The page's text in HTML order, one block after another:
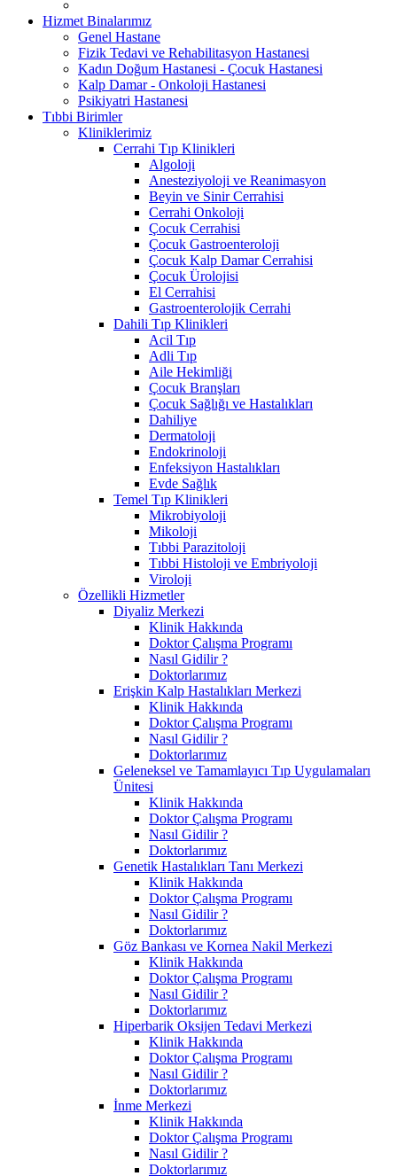
Hizmet Binalarımız
Genel Hastane
Fizik Tedavi ve Rehabilitasyon Hastanesi
Kadın Doğum Hastanesi - Çocuk Hastanesi
Kalp Damar - Onkoloji Hastanesi
Psikiyatri Hastanesi
Tıbbi Birimler
Kliniklerimiz
Cerrahi Tıp Klinikleri
Algoloji
Anesteziyoloji ve Reanimasyon
Beyin ve Sinir Cerrahisi
Cerrahi Onkoloji
Çocuk Cerrahisi
Çocuk Gastroenteroloji
Çocuk Kalp Damar Cerrahisi
Çocuk Ürolojisi
El Cerrahisi
Gastroenterolojik Cerrahi
Dahili Tıp Klinikleri
Acil Tıp
Adli Tıp
Aile Hekimliği
Çocuk Branşları
Çocuk Sağlığı ve Hastalıkları
Dahiliye
Dermatoloji
Endokrinoloji
Enfeksiyon Hastalıkları
Evde Sağlık
Temel Tıp Klinikleri
Mikrobiyoloji
Mikoloji
Tıbbi Parazitoloji
Tıbbi Histoloji ve Embriyoloji
Viroloji
Özellikli Hizmetler
Diyaliz Merkezi
Klinik Hakkında
Doktor Çalışma Programı
Nasıl Gidilir ?
Doktorlarımız
Erişkin Kalp Hastalıkları Merkezi
Klinik Hakkında
Doktor Çalışma Programı
Nasıl Gidilir ?
Doktorlarımız
Geleneksel ve Tamamlayıcı Tıp Uygulamaları
Ünitesi
Klinik Hakkında
Doktor Çalışma Programı
Nasıl Gidilir ?
Doktorlarımız
Genetik Hastalıkları Tanı Merkezi
Klinik Hakkında
Doktor Çalışma Programı
Nasıl Gidilir ?
Doktorlarımız
Göz Bankası ve Kornea Nakil Merkezi
Klinik Hakkında
Doktor Çalışma Programı
Nasıl Gidilir ?
Doktorlarımız
Hiperbarik Oksijen Tedavi Merkezi
Klinik Hakkında
Doktor Çalışma Programı
Nasıl Gidilir ?
Doktorlarımız
İnme Merkezi
Klinik Hakkında
Doktor Çalışma Programı
Nasıl Gidilir ?
Doktorlarımız